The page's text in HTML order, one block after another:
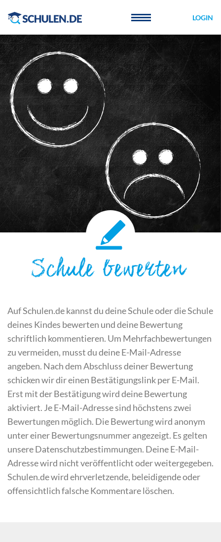
LOGIN
Schule bewerten
Auf Schulen.de kannst du deine Schule oder die Schule
deines Kindes bewerten und deine Bewertung
schriftlich kommentieren. Um Mehrfachbewertungen
zu vermeiden, musst du deine E-Mail-Adresse
angeben. Nach dem Abschluss deiner Bewertung
schicken wir dir einen Bestätigungslink per E-Mail.
Erst mit der Bestätigung wird deine Bewertung
aktiviert. Je E-Mail-Adresse sind höchstens zwei
Bewertungen möglich. Die Bewertung wird anonym
unter einer Bewertungsnummer angezeigt. Es gelten
unsere Datenschutzbestimmungen. Deine E-Mail-
Adresse wird nicht veröffentlicht oder weitergegeben.
Schulen.de wird ehrverletzende, beleidigende oder
offensichtlich falsche Kommentare löschen.